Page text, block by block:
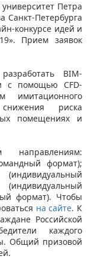
Петра
Санкт-Петербурга
конкурсе идей и
Прием заявок
BIM-
с помощью CFD-
имитационного
риска
помещениях и
формат);
формат). Чтобы
на сайте. К
Российской
каждого
Общий призовой